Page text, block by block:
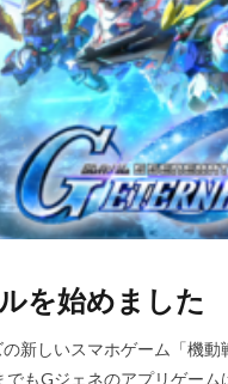
を始めました
新しいスマホゲーム「機
もGジェネのアプリゲー